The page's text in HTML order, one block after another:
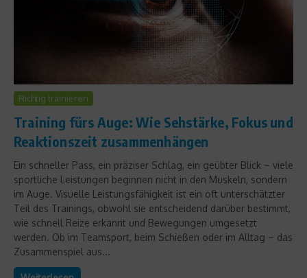
Richtig trainieren
Training fürs Auge: Wie Sehstärke, Fokus und
Reaktionszeit zusammenhängen
Ein schneller Pass, ein präziser Schlag, ein geübter Blick – viele
sportliche Leistungen beginnen nicht in den Muskeln, sondern
im Auge. Visuelle Leistungsfähigkeit ist ein oft unterschätzter
Teil des Trainings, obwohl sie entscheidend darüber bestimmt,
wie schnell Reize erkannt und Bewegungen umgesetzt
werden. Ob im Teamsport, beim Schießen oder im Alltag – das
Zusammenspiel aus...